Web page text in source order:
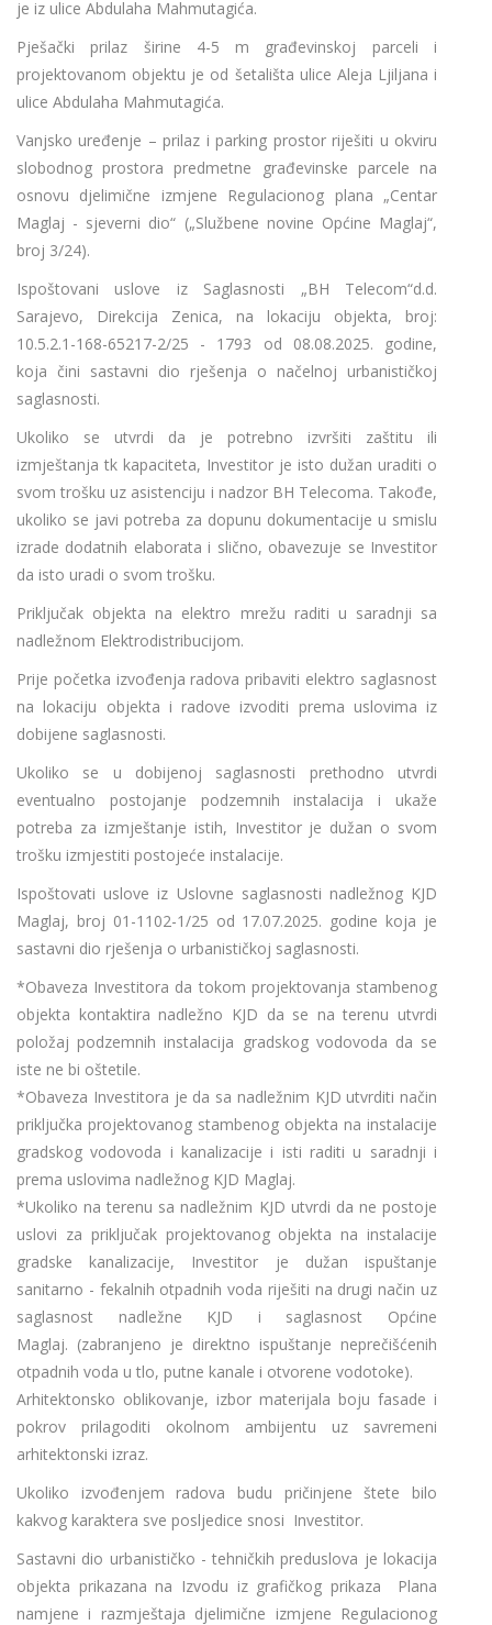
je iz ulice Abdulaha Mahmutagića.
Pješački prilaz širine 4-5 m građevinskoj parceli i
projektovanom objektu je od šetališta ulice Aleja Ljiljana i
ulice Abdulaha Mahmutagića.
Vanjsko uređenje – prilaz i parking prostor riješiti u okviru
slobodnog prostora predmetne građevinske parcele na
osnovu djelimične izmjene Regulacionog plana „Centar
Maglaj - sjeverni dio“ („Službene novine Općine Maglaj“,
broj 3/24).
Ispoštovani uslove iz Saglasnosti „BH Telecom“d.d.
Sarajevo, Direkcija Zenica, na lokaciju objekta, broj:
10.5.2.1-168-65217-2/25 - 1793 od 08.08.2025. godine,
koja čini sastavni dio rješenja o načelnoj urbanističkoj
saglasnosti.
Ukoliko se utvrdi da je potrebno izvršiti zaštitu ili
izmještanja tk kapaciteta, Investitor je isto dužan uraditi o
svom trošku uz asistenciju i nadzor BH Telecoma. Takođe,
ukoliko se javi potreba za dopunu dokumentacije u smislu
izrade dodatnih elaborata i slično, obavezuje se Investitor
da isto uradi o svom trošku.
Priključak objekta na elektro mrežu raditi u saradnji sa
nadležnom Elektrodistribucijom.
Prije početka izvođenja radova pribaviti elektro saglasnost
na lokaciju objekta i radove izvoditi prema uslovima iz
dobijene saglasnosti.
Ukoliko se u dobijenoj saglasnosti prethodno utvrdi
eventualno postojanje podzemnih instalacija i ukaže
potreba za izmještanje istih, Investitor je dužan o svom
trošku izmjestiti postojeće instalacije.
Ispoštovati uslove iz Uslovne saglasnosti nadležnog KJD
Maglaj, broj 01-1102-1/25 od 17.07.2025. godine koja je
sastavni dio rješenja o urbanističkoj saglasnosti.
*Obaveza Investitora da tokom projektovanja stambenog
objekta kontaktira nadležno KJD da se na terenu utvrdi
položaj podzemnih instalacija gradskog vodovoda da se
iste ne bi oštetile.
*Obaveza Investitora je da sa nadležnim KJD utvrditi način
priključka projektovanog stambenog objekta na instalacije
gradskog vodovoda i kanalizacije i isti raditi u saradnji i
prema uslovima nadležnog KJD Maglaj.
*Ukoliko na terenu sa nadležnim KJD utvrdi da ne postoje
uslovi za priključak projektovanog objekta na instalacije
gradske kanalizacije, Investitor je dužan ispuštanje
sanitarno - fekalnih otpadnih voda riješiti na drugi način uz
saglasnost nadležne KJD i saglasnost Općine
Maglaj. (zabranjeno je direktno ispuštanje neprečišćenih
otpadnih voda u tlo, putne kanale i otvorene vodotoke).
Arhitektonsko oblikovanje, izbor materijala boju fasade i
pokrov prilagoditi okolnom ambijentu uz savremeni
arhitektonski izraz.
Ukoliko izvođenjem radova budu pričinjene štete bilo
kakvog karaktera sve posljedice snosi Investitor.
Sastavni dio urbanističko - tehničkih preduslova je lokacija
objekta prikazana na Izvodu iz grafičkog prikaza Plana
namjene i razmještaja djelimične izmjene Regulacionog